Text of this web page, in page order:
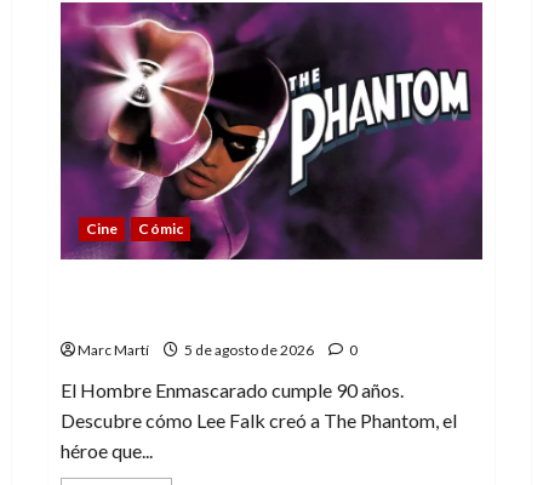
Hulk
Hogan
en
Playmobil:
un
homenaje
a
una
leyenda
de
la
WWE
Cine Cómic
Marc Martí 5 de agosto de 2026 0
El Hombre Enmascarado cumple 90 años.
Descubre cómo Lee Falk creó a The Phantom, el
héroe que...